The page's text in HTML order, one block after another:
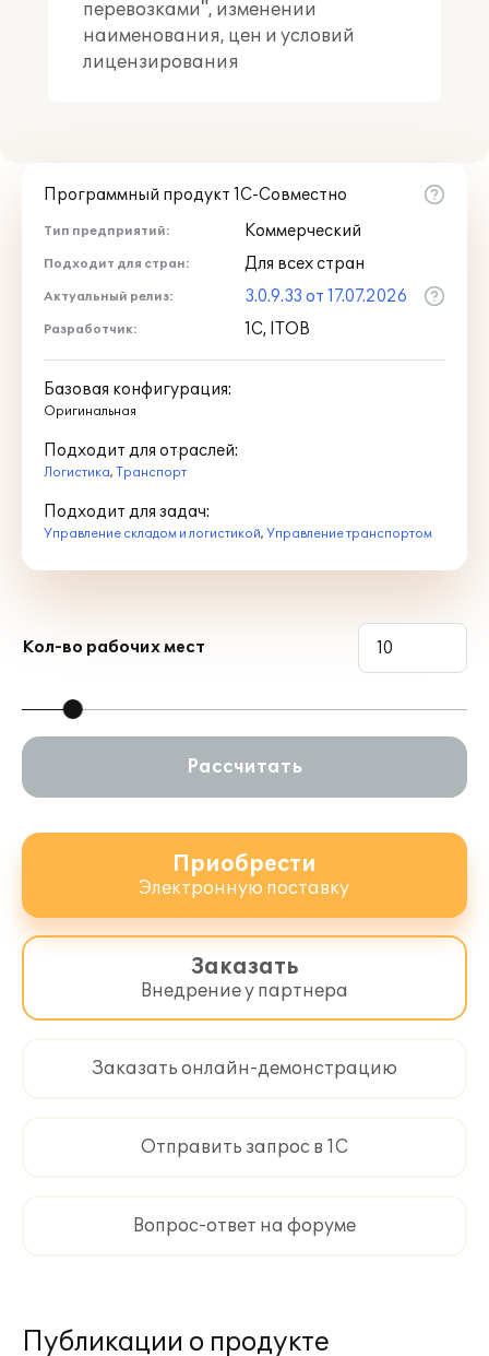
перевозками", изменении
наименования, цен и условий
лицензирования
Программный продукт 1С-Совместно
Тип предприятий: Коммерческий
Подходит для стран: Для всех стран
Актуальный релиз: 3.0.9.33 от 17.07.2026
Разработчик: 1С, ITOB
Базовая конфигурация:
Оригинальная
Подходит для отраслей:
Логистика, Транспорт
Подходит для задач:
Управление складом и логистикой, Управление транспортом
Кол-во рабочих мест
Рассчитать
Приобрести
Электронную поставку
Заказать
Внедрение у партнера
Заказать онлайн-демонстрацию
Отправить запрос в 1С
Вопрос-ответ на форуме
Публикации о продукте